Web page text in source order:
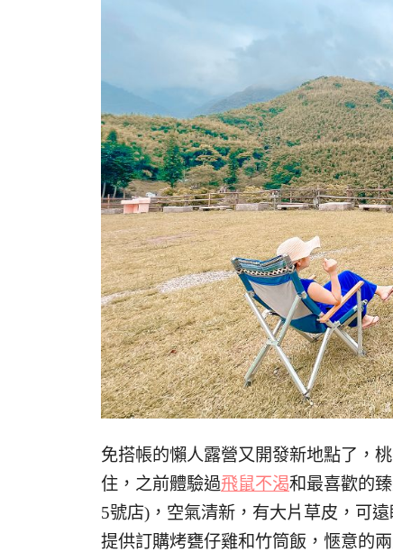
免搭帳的懶人露營又開發新地點了，
住，之前體驗過飛鼠不渴和最喜歡的
5號店)，空氣清新，有大片草皮，可
提供訂購烤甕仔雞和竹筒飯，愜意的